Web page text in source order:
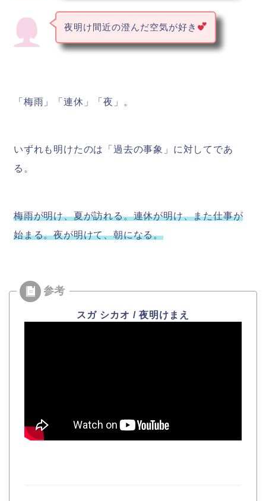
夜明け間近の澄んだ空気が好き
「梅雨」「連休」「夜」。
いずれも明けたのは「過去の事象」に対してであ
る。
梅雨が明け、夏が訪れる。連休が明け、また仕事が
始まる。夜が明けて、朝になる。
スガ シカオ / 夜明けまえ